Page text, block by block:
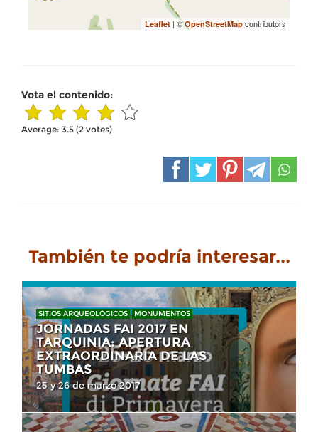
Leaflet | ©OpenStreetMap contributors
Vota el contenido:
Average: 3.5 (2 votes)
También te podría interesar...
SITIOS ARQUEOLÓGICOS MONUMENTOS
JORNADAS FAI 2017 EN
TARQUINIA: APERTURA
EXTRAORDINARIA DE LAS
TUMBAS
25 y 26 de marzo 2017